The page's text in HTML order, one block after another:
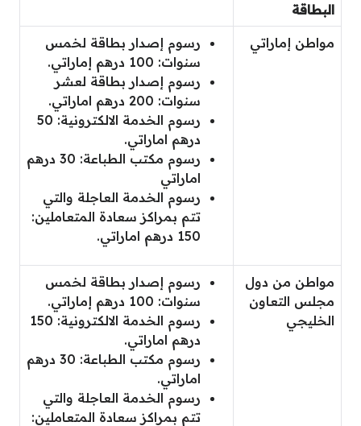
البطاقة
مواطن إماراتي
رسوم إصدار بطاقة لخمس
سنوات: 100 درهم إماراتي.
رسوم إصدار بطاقة لعشر
سنوات: 200 درهم اماراتي.
رسوم الخدمة الالكترونية: 50
درهم اماراتي.
رسوم مكتب الطباعة: 30 درهم
اماراتي
رسوم الخدمة العاجلة والتي
تتم بمراكز سعادة المتعاملين:
150 درهم اماراتي.
مواطن من دول
مجلس التعاون
الخليجي
رسوم إصدار بطاقة لخمس
سنوات: 100 درهم إماراتي.
رسوم الخدمة الالكترونية: 150
درهم اماراتي.
رسوم مكتب الطباعة: 30 درهم
اماراتي.
رسوم الخدمة العاجلة والتي
تتم بمراكز سعادة المتعاملين: